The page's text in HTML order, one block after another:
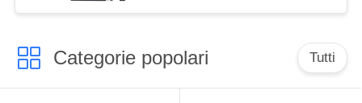
Categorie popolari Tutti